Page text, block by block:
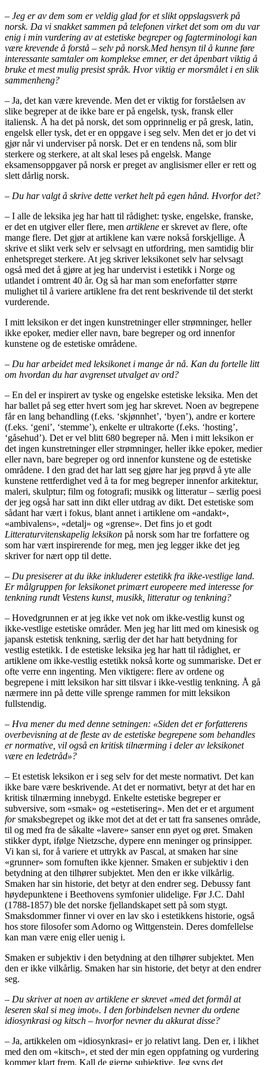
– Jeg er av dem som er veldig glad for et slikt oppslagsverk på
norsk. Da vi snakket sammen på telefonen virket det som om du var
enig i min vurdering av at estetiske begreper og fagterminologi kan
være krevende å forstå – selv på norsk.Med hensyn til å kunne føre
interessante samtaler om komplekse emner, er det åpenbart viktig å
bruke et mest mulig presist språk. Hvor viktig er morsmålet i en slik
sammenheng?
– Ja, det kan være krevende. Men det er viktig for forståelsen av
slike begreper at de ikke bare er på engelsk, tysk, fransk eller
italiensk. Å ha det på norsk, det som opprinnelig er på gresk, latin,
engelsk eller tysk, det er en oppgave i seg selv. Men det er jo det vi
gjør når vi underviser på norsk. Det er en tendens nå, som blir
sterkere og sterkere, at alt skal leses på engelsk. Mange
eksamensoppgaver på norsk er preget av anglisismer eller er rett og
slett dårlig norsk.
– Du har valgt å skrive dette verket helt på egen hånd. Hvorfor det?
– I alle de leksika jeg har hatt til rådighet: tyske, engelske, franske,
er det en utgiver eller flere, men artiklene er skrevet av flere, ofte
mange flere. Det gjør at artiklene kan være nokså forskjellige. Å
skrive et slikt verk selv er selvsagt en utfordring, men samtidig blir
enhetspreget sterkere. At jeg skriver leksikonet selv har selvsagt
også med det å gjøre at jeg har undervist i estetikk i Norge og
utlandet i omtrent 40 år. Og så har man som eneforfatter større
mulighet til å variere artiklene fra det rent beskrivende til det sterkt
vurderende.
I mitt leksikon er det ingen kunstretninger eller strømninger, heller
ikke epoker, medier eller navn, bare begreper og ord innenfor
kunstene og de estetiske områdene.
– Du har arbeidet med leksikonet i mange år nå. Kan du fortelle litt
om hvordan du har avgrenset utvalget av ord?
– En del er inspirert av tyske og engelske estetiske leksika. Men det
har ballet på seg etter hvert som jeg har skrevet. Noen av begrepene
får en lang behandling (f.eks. ‘skjønnhet’, ‘byen’), andre er kortere
(f.eks. ‘geni’, ‘stemme’), enkelte er ultrakorte (f.eks. ‘hosting’,
‘gåsehud’). Det er vel blitt 680 begreper nå. Men i mitt leksikon er
det ingen kunstretninger eller strømninger, heller ikke epoker, medier
eller navn, bare begreper og ord innenfor kunstene og de estetiske
områdene. I den grad det har latt seg gjøre har jeg prøvd å yte alle
kunstene rettferdighet ved å ta for meg begreper innenfor arkitektur,
maleri, skulptur; film og fotografi; musikk og litteratur – særlig poesi
der jeg også har satt inn dikt eller utdrag av dikt. Det estetiske som
sådant har vært i fokus, blant annet i artiklene om «andakt»,
«ambivalens», «detalj» og «grense». Det fins jo et godt
Litteraturvitenskapelig leksikon på norsk som har tre forfattere og
som har vært inspirerende for meg, men jeg legger ikke det jeg
skriver for nært opp til dette.
– Du presiserer at du ikke inkluderer estetikk fra ikke-vestlige land.
Er målgruppen for leksikonet primært europeere med interesse for
tenkning rundt Vestens kunst, musikk, litteratur og tenkning?
– Hovedgrunnen er at jeg ikke vet nok om ikke-vestlig kunst og
ikke-vestlige estetiske områder. Men jeg har litt med om kinesisk og
japansk estetisk tenkning, særlig der det har hatt betydning for
vestlig estetikk. I de estetiske leksika jeg har hatt til rådighet, er
artiklene om ikke-vestlig estetikk nokså korte og summariske. Det er
ofte verre enn ingenting. Men viktigere: flere av ordene og
begrepene i mitt leksikon har sitt tilsvar i ikke-vestlig tenkning. Å gå
nærmere inn på dette ville sprenge rammen for mitt leksikon
fullstendig.
– Hva mener du med denne setningen: «Siden det er forfatterens
overbevisning at de fleste av de estetiske begrepene som behandles
er normative, vil også en kritisk tilnærming i deler av leksikonet
være en ledetråd»?
– Et estetisk leksikon er i seg selv for det meste normativt. Det kan
ikke bare være beskrivende. At det er normativt, betyr at det har en
kritisk tilnærming innebygd. Enkelte estetiske begreper er
subversive, som «smak» og «estetisering». Men det er et argument
forsmaksbegrepet og ikke mot det at det er tatt fra sansenes område,
til og med fra de såkalte «lavere» sanser enn øyet og øret. Smaken
stikker dypt, ifølge Nietzsche, dypere enn meninger og prinsipper.
Vi kan si, for å variere et uttrykk av Pascal, at smaken har sine
«grunner» som fornuften ikke kjenner. Smaken er subjektiv i den
betydning at den tilhører subjektet. Men den er ikke vilkårlig.
Smaken har sin historie, det betyr at den endrer seg. Debussy fant
høydepunktene i Beethovens symfonier ulidelige. Før J.C. Dahl
(1788-1857) ble det norske fjellandskapet sett på som stygt.
Smaksdommer finner vi over en lav sko i estetikkens historie, også
hos store filosofer som Adorno og Wittgenstein. Deres domfellelse
kan man være enig eller uenig i.
Smaken er subjektiv i den betydning at den tilhører subjektet. Men
den er ikke vilkårlig. Smaken har sin historie, det betyr at den endrer
seg.
– Du skriver at noen av artiklene er skrevet «med det formål at
leseren skal si meg imot». I den forbindelsen nevner du ordene
idiosynkrasi og kitsch – hvorfor nevner du akkurat disse?
– Ja, artikkelen om «idiosynkrasi» er jo relativt lang. Den er, i likhet
med den om «kitsch», et sted der min egen oppfatning og vurdering
kommer klart frem. Kall de gjerne subjektive. Jeg syns det